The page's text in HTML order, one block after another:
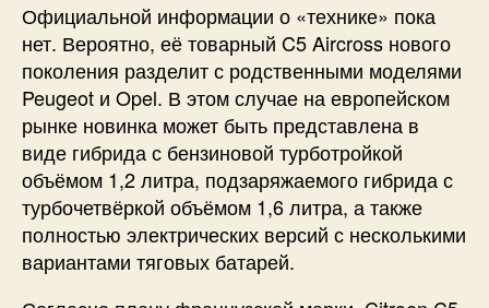
Официальной информации о «технике» пока
нет. Вероятно, её товарный C5 Aircross нового
поколения разделит с родственными моделями
Peugeot и Opel. В этом случае на европейском
рынке новинка может быть представлена в
виде гибрида с бензиновой турботройкой
объёмом 1,2 литра, подзаряжаемого гибрида с
турбочетвёркой объёмом 1,6 литра, а также
полностью электрических версий с несколькими
вариантами тяговых батарей.